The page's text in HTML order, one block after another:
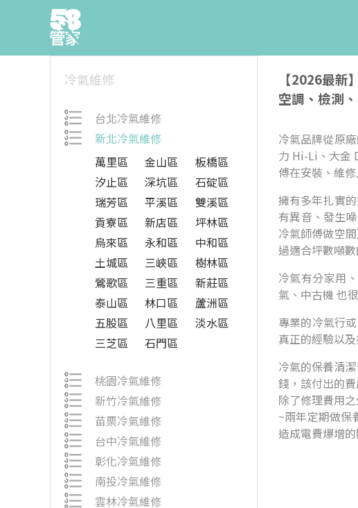
冷氣維修
台北冷氣維修
新北冷氣維修
萬里區
金山區
板橋區
汐止區
深坑區
石碇區
瑞芳區
平溪區
雙溪區
貢寮區
新店區
坪林區
烏來區
永和區
中和區
土城區
三峽區
樹林區
鶯歌區
三重區
新莊區
泰山區
林口區
蘆洲區
五股區
八里區
淡水區
三芝區
石門區
桃園冷氣維修
新竹冷氣維修
苗栗冷氣維修
台中冷氣維修
彰化冷氣維修
南投冷氣維修
雲林冷氣維修
【2026最
空調、檢測
冷氣品牌從原
力 Hi-Li、大金
傅在安裝、維
擁有多年扎實
有異音、發生
冷氣師傅做空
過適合坪數噸
冷氣有分家用
氣、中古機 也
專業的冷氣行
真正的經驗以
冷氣的保養清
錢，該付出的
除了修理費用
~兩年定期做保
造成電費爆增